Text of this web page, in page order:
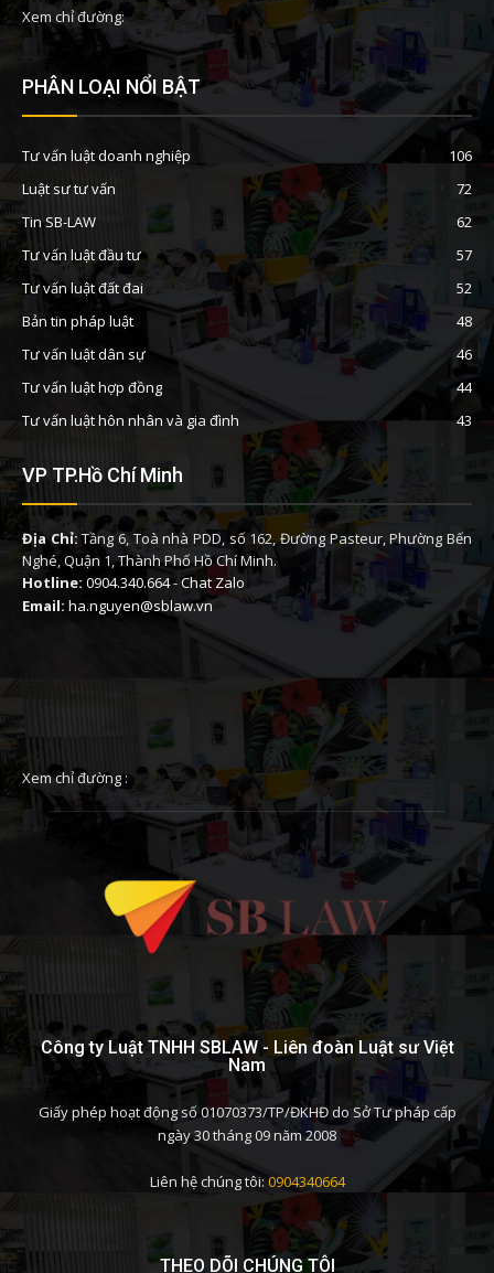
Xem chỉ đường:
PHÂN LOẠI NỔI BẬT
Tư vấn luật doanh nghiệp
106
Luật sư tư vấn
72
Tin SB-LAW
62
Tư vấn luật đầu tư
57
Tư vấn luật đất đai
52
Bản tin pháp luật
48
Tư vấn luật dân sự
46
Tư vấn luật hợp đồng
44
Tư vấn luật hôn nhân và gia đình
43
VP TP.Hồ Chí Minh
Địa Chỉ:Tầng 6, Toà nhà PDD, số 162, Đường Pasteur, Phường Bến
Nghé, Quận 1, Thành Phố Hồ Chí Minh.
Hotline: 0904.340.664-Chat Zalo
Email: ha.nguyen@sblaw.vn
Xem chỉ đường :
Công ty Luật TNHH SBLAW - Liên đoàn Luật sư Việt
Nam
Giấy phép hoạt động số 01070373/TP/ĐKHĐ do Sở Tư pháp cấp
ngày 30 tháng 09 năm 2008
Liên hệ chúng tôi: 0904340664
THEO DÕI CHÚNG TÔI